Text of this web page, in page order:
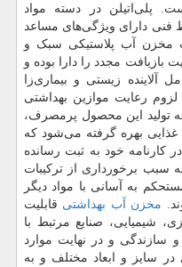
پلی‌اتیلن در دسته مواد
فنی دارای ویژگی‌های مساعد
مخزن آب پلاستیکی سبک و
بازیافت مجدد را دارا بوده و
آلاینده زیستی و بیماری‌زا
رعایت موازین بهداشتی
تولید این محصول پرمصرف،
غذایی بهره گرفته می‌شود که
کارنامه خود به ثبت رسانده
سبب برخورداری از ترکیبات
به آسانی با مواد دیگر
مخزن آب بهداشتی قابلیت
شیمیایی، صنایع مرتبط با
سازندگی و در نهایت موارد
سایز و ابعاد مختلف و به